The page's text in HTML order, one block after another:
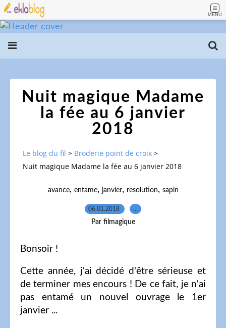
MENU
Nuit magique Madame
la fée au 6 janvier
2018
Le blog du fil > Broderie point de croix >
Nuit magique Madame la fée au 6 janvier 2018
avance, entame, janvier, resolution, sapin
06.01.2018 …
Par filmagique
Bonsoir !
Cette année, j'ai décidé d'être sérieuse et
de terminer mes encours ! De ce fait, je n'ai
pas entamé un nouvel ouvrage le 1er
janvier ...